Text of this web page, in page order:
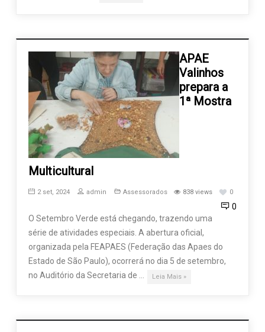
APAE
Valinhos
prepara a
1ª Mostra
Multicultural
2 set, 2024 admin Assessorados 838 views 0
0
O Setembro Verde está chegando, trazendo uma
série de atividades especiais. A abertura oficial,
organizada pela FEAPAES (Federação das Apaes do
Estado de São Paulo), ocorrerá no dia 5 de setembro,
no Auditório da Secretaria de …
Leia Mais »